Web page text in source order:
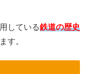
している鉄道の歴史
す。